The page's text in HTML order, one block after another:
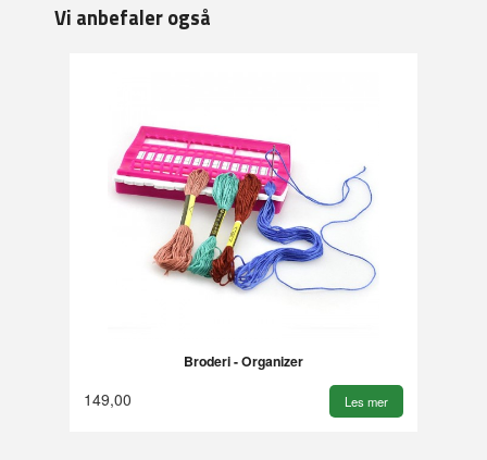
Vi anbefaler også
Broderi - Organizer
149,00 Les mer